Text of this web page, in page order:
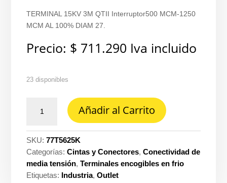
TERMINAL 15KV 3M QTII Interruptor500 MCM-1250
MCM AL 100% DIAM 27.
Precio: $ 711.290 Iva incluido
23 disponibles
15KV
qtii
INTERRUPTOR500
mcm-
1250
Añadir al Carrito
SKU:77T5625K
Categorías:Cintas y Conectores,Conectividad de
media tensión,Terminales encogibles en frio
Etiquetas: Industria,Outlet